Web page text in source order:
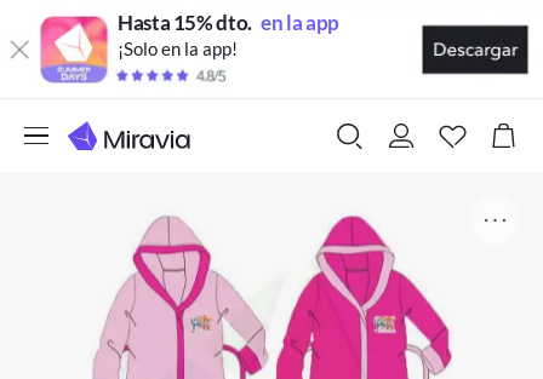
Hasta 15% dto. en la app
¡Solo en la app!